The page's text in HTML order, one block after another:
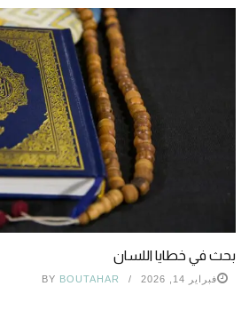
بحث في خطايا اللسان
فبراير 14, 2026 BY BOUTAHAR